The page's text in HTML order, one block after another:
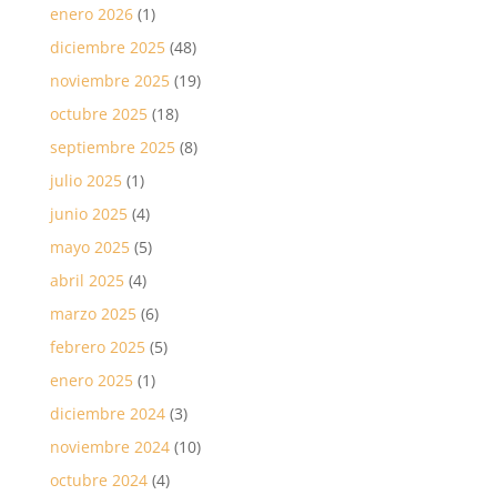
enero 2026(1)
diciembre 2025(48)
noviembre 2025(19)
octubre 2025(18)
septiembre 2025(8)
julio 2025(1)
junio 2025(4)
mayo 2025(5)
abril 2025(4)
marzo 2025(6)
febrero 2025(5)
enero 2025(1)
diciembre 2024(3)
noviembre 2024(10)
octubre 2024(4)